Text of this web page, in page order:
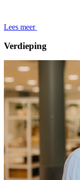
Lees meer
Verdieping